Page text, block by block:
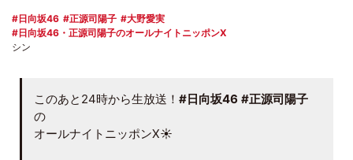
日向坂46 正源司陽子
大野愛実
日向坂46・正源司陽子のオールナイトニッポンX
シン
このあと24時から生放送！ #日向坂46 #正源司陽子
の
オールナイトニッポンX☀️